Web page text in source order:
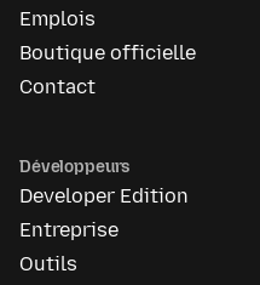
Emplois
Boutique officielle
Contact
Développeurs
Developer Edition
Entreprise
Outils